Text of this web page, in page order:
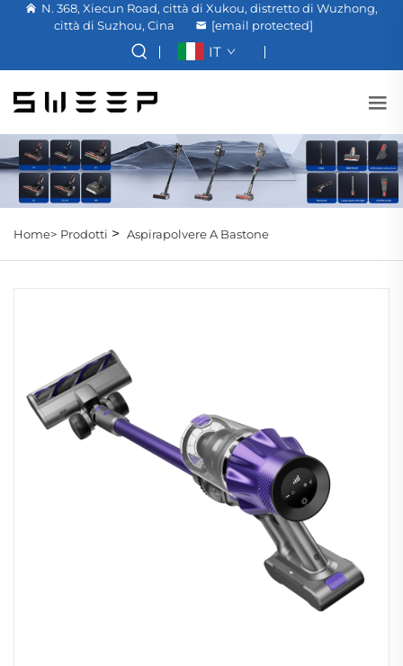
N. 368, Xiecun Road, città di Xukou, distretto di Wuzhong,
città di Suzhou, Cina
[email protected]
IT
Home> Prodotti > Aspirapolvere A Bastone